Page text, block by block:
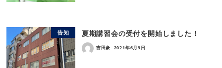
告知 夏期講習会の受付を開始しました！
吉田豪 2021年6月9日